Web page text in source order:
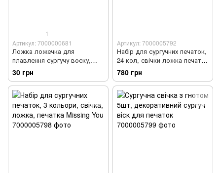
1
Артикул: 7000000681
Ложка ложечка для
плавлення сургучу воску,
дерев'яна ручка
30 грн
Артикул: 7000005792
Набір для сургучних печаток,
24 кол, свічки ложка печатка
конверти, Подарунковий
780 грн